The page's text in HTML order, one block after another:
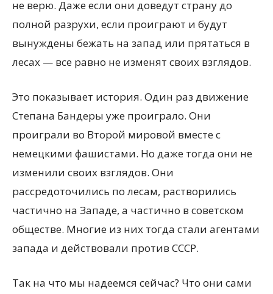
не верю. Даже если они доведут страну до
полной разрухи, если проиграют и будут
вынуждены бежать на запад или прятаться в
лесах — все равно не изменят своих взглядов.
Это показывает история. Один раз движение
Степана Бандеры уже проиграло. Они
проиграли во Второй мировой вместе с
немецкими фашистами. Но даже тогда они не
изменили своих взглядов. Они
рассредоточились по лесам, растворились
частично на Западе, а частично в советском
обществе. Многие из них тогда стали агентами
запада и действовали против СССР.
Так на что мы надеемся сейчас? Что они сами